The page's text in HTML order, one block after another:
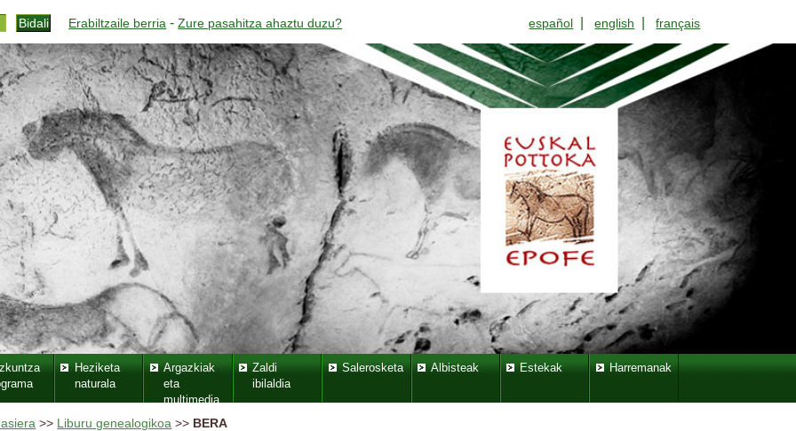
Erabiltzaile berria -Zure pasahitza ahaztu duzu? español |english |français
Heziketa
naturala
Argazkiak
eta
multimedia
Zaldi
ibilaldia
Salerosketa Albisteak Estekak Harremanak
>> Liburu genealogikoa >> BERA